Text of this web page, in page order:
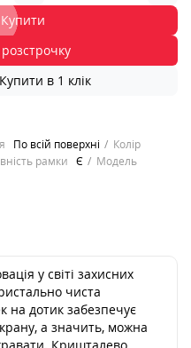
Купити
Купити в 1 клік
По всій поверхні
Колір
рамки Є
Модель
у світі захисних
чиста
на дотик забезпечує
а значить, можна